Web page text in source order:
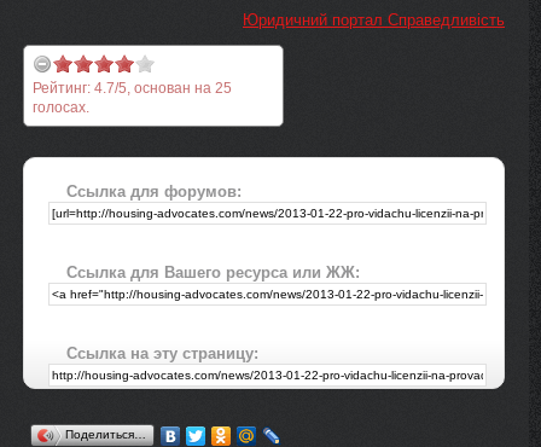
Юридичний портал Справедливість
Рейтинг: 4.7/5, основан на 25
голосах.
Ссылка для форумов:
Ссылка для Вашего ресурса или ЖЖ:
Ссылка на эту страницу:
Поделиться…